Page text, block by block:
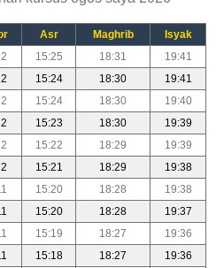
Asr Maghrib
Isyak
15:25 18:31
19:41
15:24 18:30
19:41
15:24 18:30
19:40
15:23 18:30
19:39
15:22 18:29
19:39
15:21 18:29
19:38
15:20 18:28
19:38
15:20 18:28
19:37
15:19 18:27
19:36
15:18 18:27
19:36